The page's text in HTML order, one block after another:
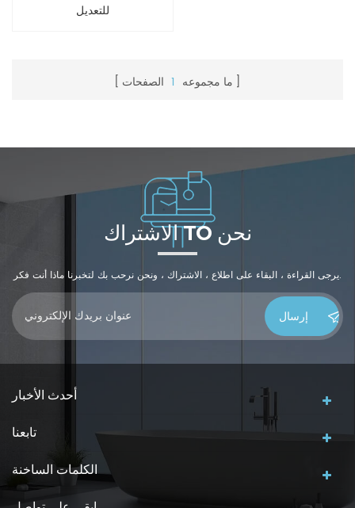
للتعديل
ما مجموعه 1 الصفحات
الاشتراك TO نحن
يرجى القراءة ، البقاء على اطلاع ، الاشتراك ، ونحن نرحب بك لتخبرنا ماذا أنت فكر.
أحدث الأخبار
تابعنا
الكلمات الساخنة